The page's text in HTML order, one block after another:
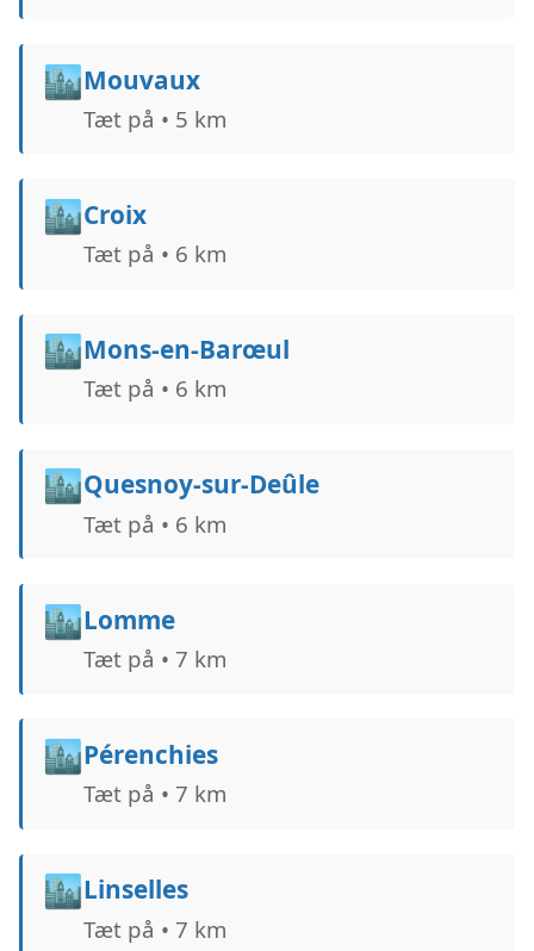
🏙️Mouvaux
Tæt på • 5 km
🏙️Croix
Tæt på • 6 km
🏙️Mons-en-Barœul
Tæt på • 6 km
🏙️Quesnoy-sur-Deûle
Tæt på • 6 km
🏙️Lomme
Tæt på • 7 km
🏙️Pérenchies
Tæt på • 7 km
🏙️Linselles
Tæt på • 7 km